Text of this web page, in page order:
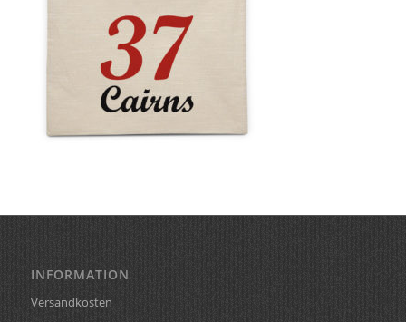
INFORMATION
Versandkosten